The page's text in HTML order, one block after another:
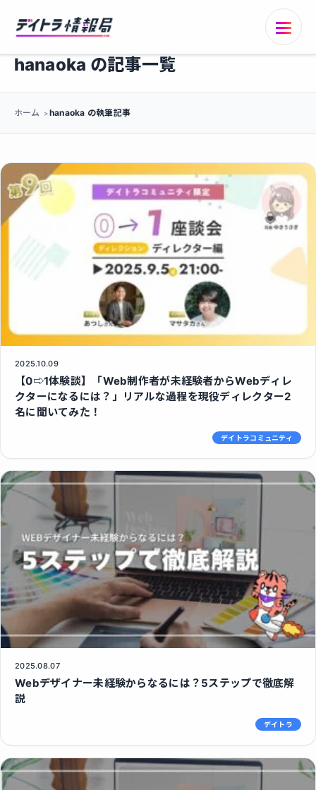
hanaoka の記事一覧
ホーム hanaoka の執筆記事
2025.10.09
【0⇨1体験談】「Web制作者が未経験者からWebディレ
クターになるには？」リアルな過程を現役ディレクター2
名に聞いてみた！
デイトラコミュニティ
2025.08.07
Webデザイナー未経験からなるには？5ステップで徹底解
説
デイトラ